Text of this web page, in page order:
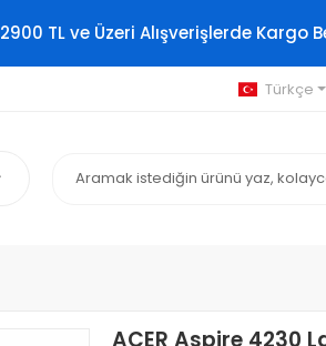
2900 TL ve Üzeri Alışverişlerde Kargo
Türkçe
ACER Aspire 4230